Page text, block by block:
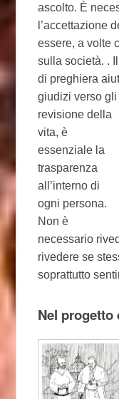
ascolto. È
l’accettazione
essere, a volte
sulla società. .
di preghiera
giudizi verso gli
revisione della
vita, è
essenziale la
trasparenza
all’interno di
ogni persona.
Non è
necessario
rivedere se
soprattutto
Nel progetto